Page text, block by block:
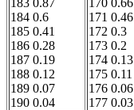
184 0.6
185 0.41
186 0.28
187 0.19
188 0.12
189 0.07
190 0.04
171 0.46
172 0.3
173 0.2
174 0.13
175 0.11
176 0.06
177 0.03